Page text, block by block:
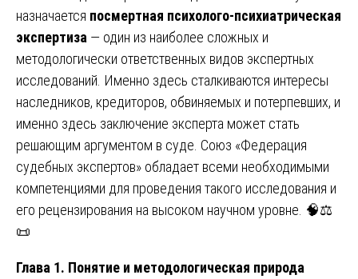
назначается посмертная психолого-психиатрическая
экспертиза — один из наиболее сложных и
методологически ответственных видов экспертных
исследований. Именно здесь сталкиваются интересы
наследников, кредиторов, обвиняемых и потерпевших, и
именно здесь заключение эксперта может стать
решающим аргументом в суде. Союз «Федерация
судебных экспертов» обладает всеми необходимыми
компетенциями для проведения такого исследования и
его рецензирования на высоком научном уровне. 🧠⚖️
📜
Глава 1. Понятие и методологическая природа